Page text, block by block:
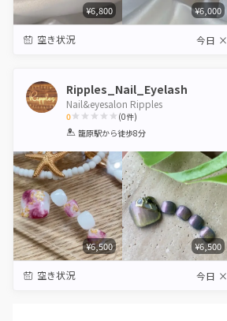
¥6,800 ¥6,000
空き状況 今日 ×
Ripples_Nail_Eyelash
Nail&eyesalon Ripples
0
1 2 3 4 5
(0件)
籠原駅から徒歩8分
¥6,500 ¥6,500
空き状況 今日 ×